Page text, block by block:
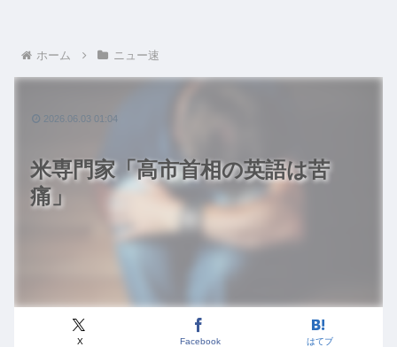
ホーム ニュー速
米専門家「高市首相の英語は苦
痛」
X Facebook はてブ
2026.06.03 01:04